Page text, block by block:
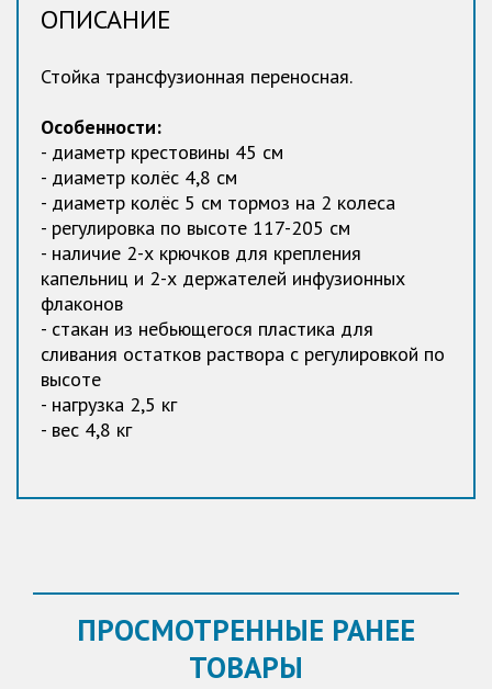
ОПИСАНИЕ
Стойка трансфузионная переносная.
Особенности:
- диаметр крестовины 45 см
- диаметр колёс 4,8 см
- диаметр колёс 5 см тормоз на 2 колеса
- регулировка по высоте 117-205 см
- наличие 2-х крючков для крепления
капельниц и 2-х держателей инфузионных
флаконов
- стакан из небьющегося пластика для
сливания остатков раствора с регулировкой по
высоте
- нагрузка 2,5 кг
- вес 4,8 кг
ПРОСМОТРЕННЫЕ РАНЕЕ
ТОВАРЫ